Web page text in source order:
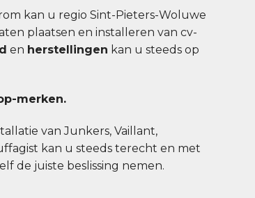
kan u regio Sint-Pieters-Woluwe
plaatsen en installeren van cv-
en herstellingen kan u steeds op
merken.
van Junkers, Vaillant,
kan u steeds terecht en met
de juiste beslissing nemen.